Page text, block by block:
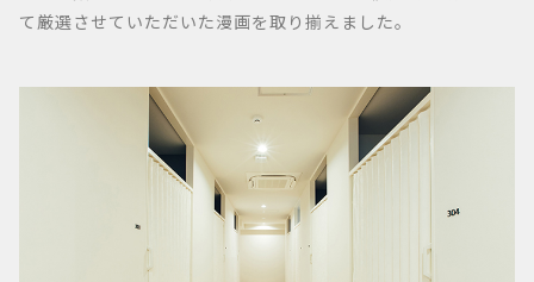
て厳選させていただいた漫画を取り揃えました。